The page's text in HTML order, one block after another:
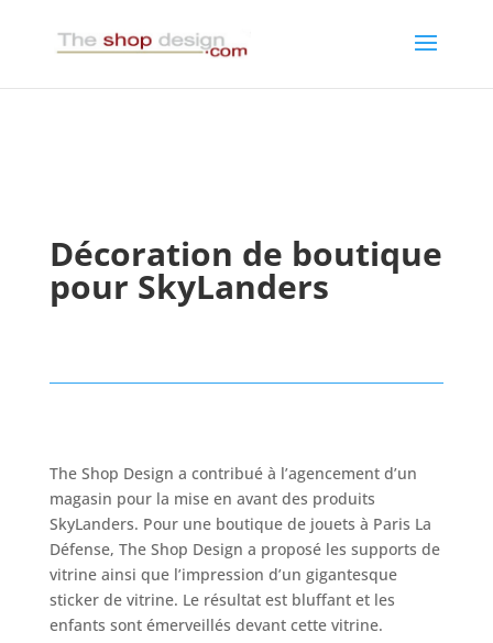
Décoration de boutique
pour SkyLanders
The Shop Design a contribué à l’agencement d’un
magasin pour la mise en avant des produits
SkyLanders. Pour une boutique de jouets à Paris La
Défense, The Shop Design a proposé les supports de
vitrine ainsi que l’impression d’un gigantesque
sticker de vitrine. Le résultat est bluffant et les
enfants sont émerveillés devant cette vitrine.